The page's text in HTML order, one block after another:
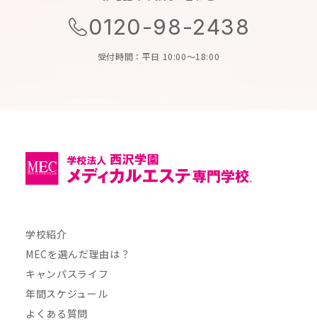
0120-98-2438
受付時間：平日 10:00～18:00
学校紹介
MECを選んだ理由は？
キャンパスライフ
年間スケジュール
よくある質問